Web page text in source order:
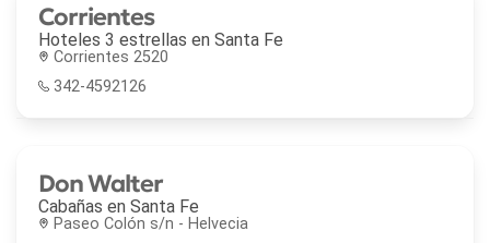
Corrientes
Hoteles 3 estrellas en Santa Fe
Corrientes 2520
342-4592126
Don Walter
Cabañas en Santa Fe
Paseo Colón s/n - Helvecia